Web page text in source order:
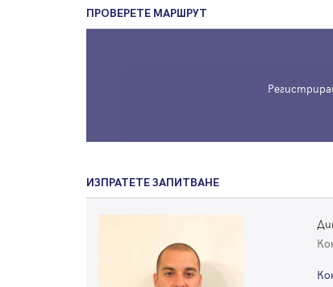
ПРОВЕРЕТЕ МАРШРУТ
ИЗПРАТЕТЕ ЗАПИТВАНЕ